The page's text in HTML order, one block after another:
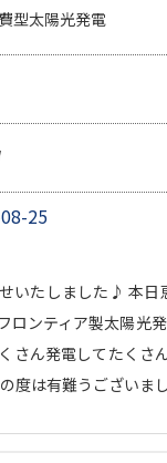
型太陽光発電
25
いたしました♪ 本
ロンティア製太陽光
さん発電してたくさ
度は有難うございま